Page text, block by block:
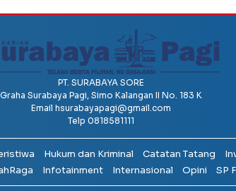
PT. SURABAYA SORE
Graha Surabaya Pagi, Simo Kalangan II No. 183 K
Email hsurabayapagi@gmail.com
Telp 0818581111
Hukum dan Kriminal Catatan Tatang
Infotainment Internasional Opini SP